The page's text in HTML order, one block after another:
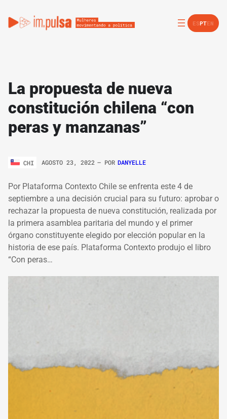
ESPTEN
La propuesta de nueva
constitución chilena “con
peras y manzanas”
CHI AGOSTO 23, 2022 – POR DANYELLE
Por Plataforma Contexto Chile se enfrenta este 4 de
septiembre a una decisión crucial para su futuro: aprobar o
rechazar la propuesta de nueva constitución, realizada por
la primera asamblea paritaria del mundo y el primer
órgano constituyente elegido por elección popular en la
historia de ese país. Plataforma Contexto produjo el libro
“Con peras…